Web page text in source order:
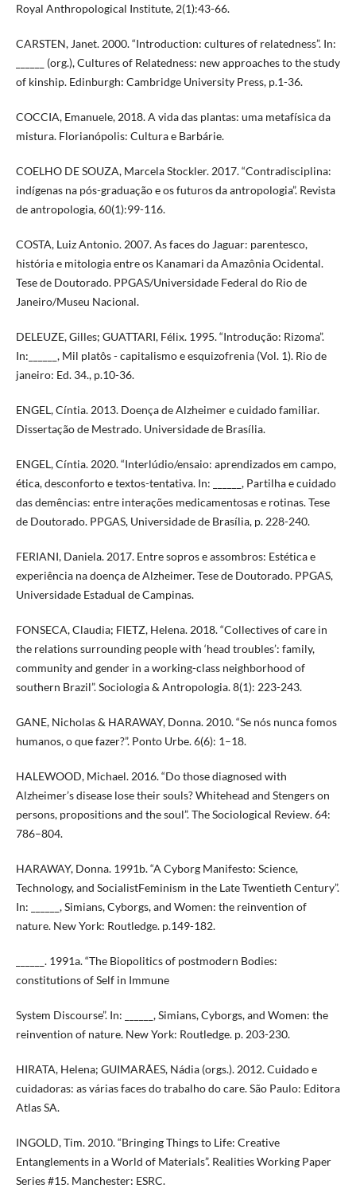
Royal Anthropological Institute, 2(1):43-66.
CARSTEN, Janet. 2000. “Introduction: cultures of relatedness”. In:
______ (org.), Cultures of Relatedness: new approaches to the study
of kinship. Edinburgh: Cambridge University Press, p.1-36.
COCCIA, Emanuele, 2018. A vida das plantas: uma metafísica da
mistura. Florianópolis: Cultura e Barbárie.
COELHO DE SOUZA, Marcela Stockler. 2017. “Contradisciplina:
indígenas na pós-graduação e os futuros da antropologia”. Revista
de antropologia, 60(1):99-116.
COSTA, Luiz Antonio. 2007. As faces do Jaguar: parentesco,
história e mitologia entre os Kanamari da Amazônia Ocidental.
Tese de Doutorado. PPGAS/Universidade Federal do Rio de
Janeiro/Museu Nacional.
DELEUZE, Gilles; GUATTARI, Félix. 1995. “Introdução: Rizoma”.
In:______, Mil platôs - capitalismo e esquizofrenia (Vol. 1). Rio de
janeiro: Ed. 34., p.10-36.
ENGEL, Cíntia. 2013. Doença de Alzheimer e cuidado familiar.
Dissertação de Mestrado. Universidade de Brasília.
ENGEL, Cíntia. 2020. “Interlúdio/ensaio: aprendizados em campo,
ética, desconforto e textos-tentativa. In: ______, Partilha e cuidado
das demências: entre interações medicamentosas e rotinas. Tese
de Doutorado. PPGAS, Universidade de Brasília, p. 228-240.
FERIANI, Daniela. 2017. Entre sopros e assombros: Estética e
experiência na doença de Alzheimer. Tese de Doutorado. PPGAS,
Universidade Estadual de Campinas.
FONSECA, Claudia; FIETZ, Helena. 2018. “Collectives of care in
the relations surrounding people with ‘head troubles’: family,
community and gender in a working-class neighborhood of
southern Brazil”. Sociologia & Antropologia. 8(1): 223-243.
GANE, Nicholas & HARAWAY, Donna. 2010. “Se nós nunca fomos
humanos, o que fazer?”. Ponto Urbe. 6(6): 1–18.
HALEWOOD, Michael. 2016. “Do those diagnosed with
Alzheimer’s disease lose their souls? Whitehead and Stengers on
persons, propositions and the soul”. The Sociological Review. 64:
786–804.
HARAWAY, Donna. 1991b. “A Cyborg Manifesto: Science,
Technology, and SocialistFeminism in the Late Twentieth Century”.
In: ______, Simians, Cyborgs, and Women: the reinvention of
nature. New York: Routledge. p.149-182.
______. 1991a. “The Biopolitics of postmodern Bodies:
constitutions of Self in Immune
System Discourse”. In: ______, Simians, Cyborgs, and Women: the
reinvention of nature. New York: Routledge. p. 203-230.
HIRATA, Helena; GUIMARÃES, Nádia (orgs.). 2012. Cuidado e
cuidadoras: as várias faces do trabalho do care. São Paulo: Editora
Atlas SA.
INGOLD, Tim. 2010. “Bringing Things to Life: Creative
Entanglements in a World of Materials”. Realities Working Paper
Series #15. Manchester: ESRC.